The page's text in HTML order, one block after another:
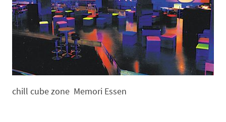
chill cube zone Memori Essen